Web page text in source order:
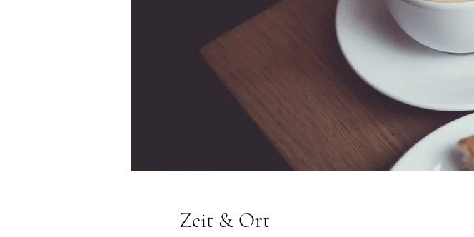
Zeit & Ort